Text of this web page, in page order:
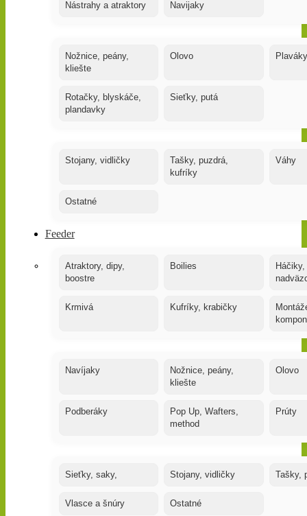
Nástrahy a atraktory Navijaky
Nožnice, peány,
kliešte
Olovo Plaváky
Rotačky, blyskáče,
plandavky
Sieťky, putá
Stojany, vidličky
Tašky, puzdrá,
kufríky
Váhy
Ostatné
Feeder
Atraktory, dipy,
boostre
Boilies
Krmivá Kufríky, krabičky
Navíjaky
Nožnice, peány,
kliešte
Olovo
Podberáky
Pop Up, Wafters,
method
Prúty
Sieťky, saky, Stojany, vidličky Tašky,
Vlasce a šnúry Ostatné